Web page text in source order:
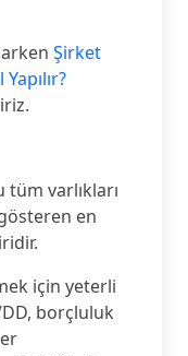
Şirket
varlıkları
en
için yeterli
DD, borçluluk